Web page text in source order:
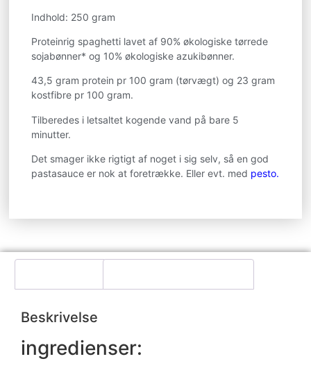
Indhold: 250 gram
Proteinrig spaghetti lavet af 90% økologiske tørrede
sojabønner* og 10% økologiske azukibønner.
43,5 gram protein pr 100 gram (tørvægt) og 23 gram
kostfibre pr 100 gram.
Tilberedes i letsaltet kogende vand på bare 5
minutter.
Det smager ikke rigtigt af noget i sig selv, så en god
pastasauce er nok at foretrække. Eller evt. med pesto.
Beskrivelse
ingredienser: